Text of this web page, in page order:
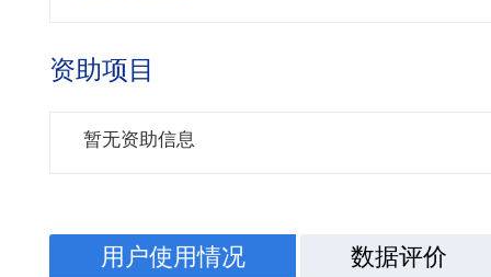
资助项目
暂无资助信息
用户使用情况 数据评价